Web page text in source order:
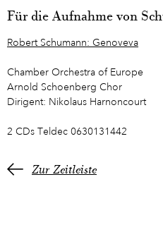
Für die Aufnahme von
Robert Schumann: Genoveva
Chamber Orchestra of Europe
Arnold Schoenberg Chor
Dirigent: Nikolaus Harnoncourt
2 CDs Teldec 0630131442
Zur Zeitleiste